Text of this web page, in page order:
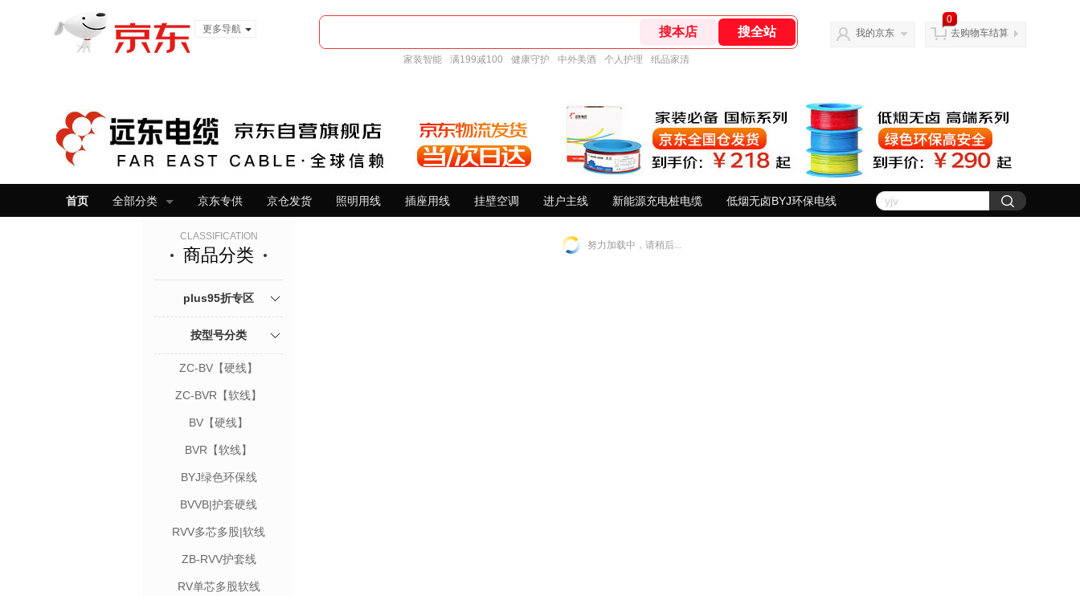
更多导航
家装智能 满199减100 健康守护 中外美酒 个人护理 纸品家清
我的京东
0
去购物车结算
首页 全部分类 京东专供 京仓发货 照明用线 插座用线 挂壁空调 进户主线 新能源充电桩电缆 低烟无卤BYJ环保电线
CLASSIFICATION
商品分类
plus95折专区
按型号分类
ZC-BV【硬线】
ZC-BVR【软线】
BV【硬线】
BVR【软线】
BYJ绿色环保线
BVVB|护套硬线
RVV多芯多股|软线
ZB-RVV护套线
RV单芯多股软线
努力加载中，请稍后...